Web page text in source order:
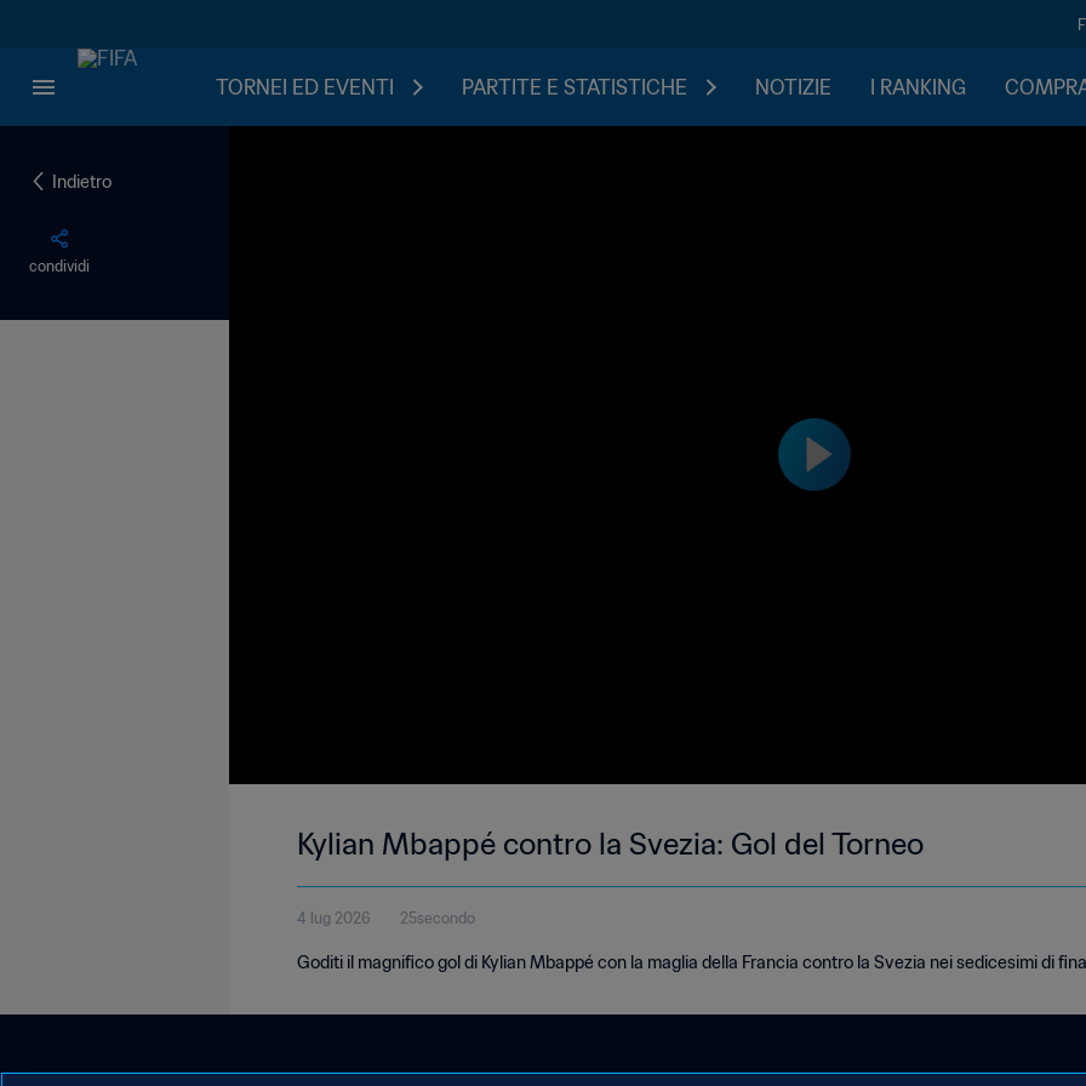
TORNEI ED EVENTI PARTITE E STATISTICHE NOTIZIE I RANKING
Indietro
condividi
Kylian Mbappé contro la Svezia: Gol del Torneo
4 lug 2026 25secondo
Goditi il magnifico gol di Kylian Mbappé con la maglia della Francia contro la Svezia nei sedicesimi di